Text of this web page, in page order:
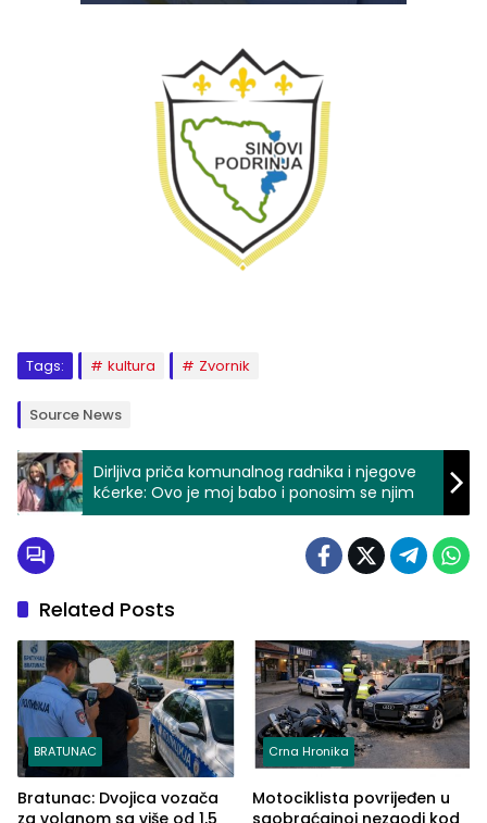
Tags: kultura Zvornik
Source News
Dirljiva priča komunalnog radnika i njegove
kćerke: Ovo je moj babo i ponosim se njim
Related Posts
BRATUNAC
Bratunac: Dvojica vozača
za volanom sa više od 1,5
Crna Hronika
Motociklista povrijeđen u
saobraćajnoj nezgodi kod